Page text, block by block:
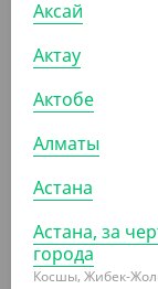
Трубочки без
240 мм, Yan`s
Аксай
Актау
Актобе
Алматы
Астана
Астана, за
города
Косшы, Жибек-